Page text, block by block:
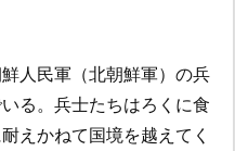
人民軍（北朝鮮軍）の兵
る。兵士たちはろくに食
えかねて国境を越えてく